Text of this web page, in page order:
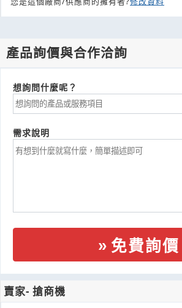
產品詢價與合作洽詢
想詢問什麼呢？
需求說明
免費詢價
賣家- 搶商機